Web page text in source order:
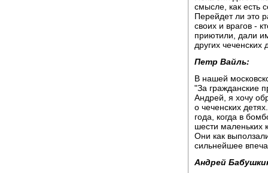
смысле, как есть
Перейдет ли это
своих и врагов -
приютили, дали
других чеченских
Петр Вайль:
В нашей
"За гражданские
Андрей, я хочу
о чеченских
года, когда в
шести маленьких
Они как
сильнейшее
Андрей